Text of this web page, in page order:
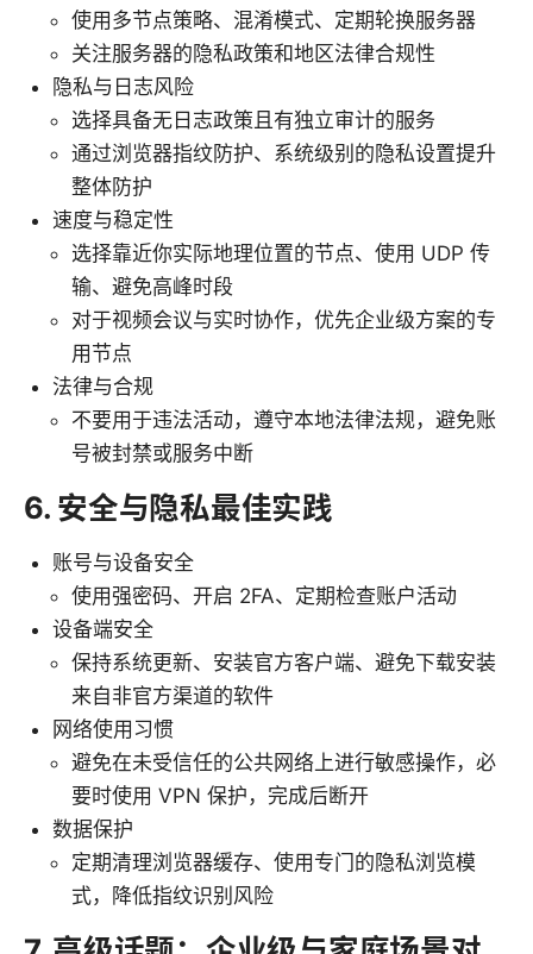
使用多节点策略、混淆模式、定期轮换服务器
关注服务器的隐私政策和地区法律合规性
隐私与日志风险
选择具备无日志政策且有独立审计的服务
通过浏览器指纹防护、系统级别的隐私设置提升
整体防护
速度与稳定性
选择靠近你实际地理位置的节点、使用 UDP 传
输、避免高峰时段
对于视频会议与实时协作，优先企业级方案的专
用节点
法律与合规
不要用于违法活动，遵守本地法律法规，避免账
号被封禁或服务中断
6. 安全与隐私最佳实践
账号与设备安全
使用强密码、开启 2FA、定期检查账户活动
设备端安全
保持系统更新、安装官方客户端、避免下载安装
来自非官方渠道的软件
网络使用习惯
避免在未受信任的公共网络上进行敏感操作，必
要时使用 VPN 保护，完成后断开
数据保护
定期清理浏览器缓存、使用专门的隐私浏览模
式，降低指纹识别风险